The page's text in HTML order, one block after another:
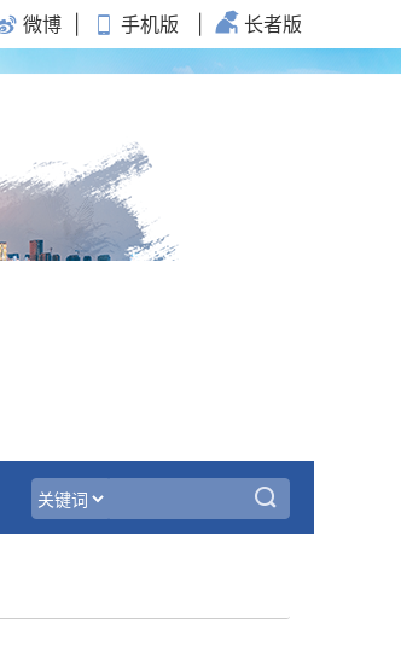
微博 手机版 长者版